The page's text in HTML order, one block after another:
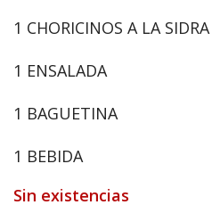
1 CHORICINOS A LA SIDRA
1 ENSALADA
1 BAGUETINA
1 BEBIDA
Sin existencias